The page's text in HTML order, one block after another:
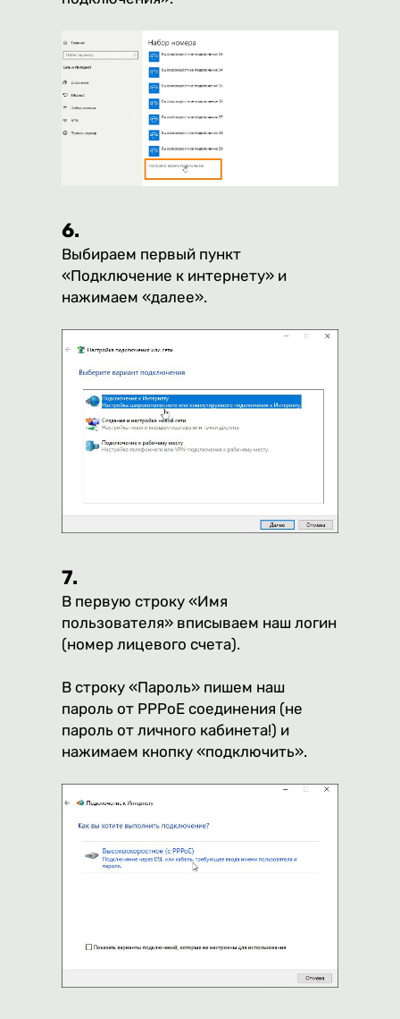
6.
Выбираем первый пункт
«Подключение к интернету» и
нажимаем «далее».
7.
В первую строку «Имя
пользователя» вписываем наш логин
(номер лицевого счета).
В строку «Пароль» пишем наш
пароль от PPPoE соединения (не
пароль от личного кабинета!) и
нажимаем кнопку «подключить».